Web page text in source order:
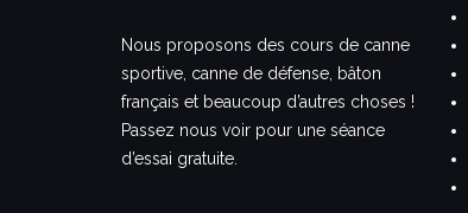
Nous proposons des cours de canne
sportive, canne de défense, bâton
français et beaucoup d’autres choses !
Passez nous voir pour une séance
d’essai gratuite.